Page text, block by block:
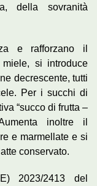
della sovranità
e rafforzano il
si introduce
decrescente, tutti
Per i succhi di
“succo di frutta –
inoltre il
e marmellate e si
conservato.
2023/2413 del